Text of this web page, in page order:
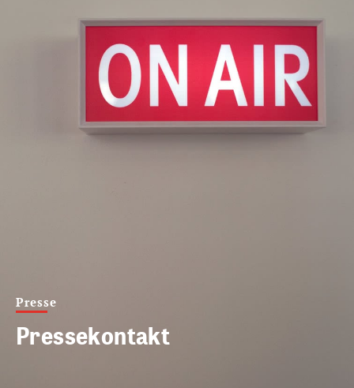
Presse
Pressekontakt